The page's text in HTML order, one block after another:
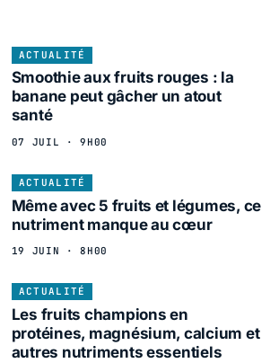
ACTUALITÉ
Smoothie aux fruits rouges : la
banane peut gâcher un atout
santé
07 JUIL · 9H00
ACTUALITÉ
Même avec 5 fruits et légumes, ce
nutriment manque au cœur
19 JUIN · 8H00
ACTUALITÉ
Les fruits champions en
protéines, magnésium, calcium et
autres nutriments essentiels